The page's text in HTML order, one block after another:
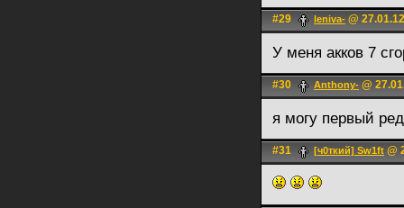
#29 leniva- @
У меня акков 7
#30 Anthony- @
я могу первый
#31 [ч0ткий] Sw1ft @